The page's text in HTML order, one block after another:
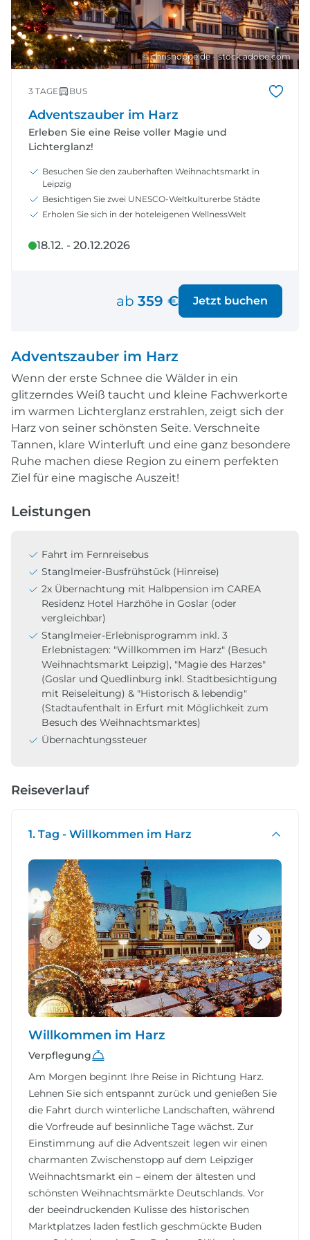
© chrishoppe.de - stock.adobe.com
3 TAGE BUS
Adventszauber im Harz
Erleben Sie eine Reise voller Magie und
Lichterglanz!
Besuchen Sie den zauberhaften Weihnachtsmarkt in
Leipzig
Besichtigen Sie zwei UNESCO-Weltkulturerbe Städte
Erholen Sie sich in der hoteleigenen WellnessWelt
18.12. - 20.12.2026
ab 359 € Jetzt buchen
Adventszauber im Harz
Wenn der erste Schnee die Wälder in ein
glitzerndes Weiß taucht und kleine Fachwerkorte
im warmen Lichterglanz erstrahlen, zeigt sich der
Harz von seiner schönsten Seite. Verschneite
Tannen, klare Winterluft und eine ganz besondere
Ruhe machen diese Region zu einem perfekten
Ziel für eine magische Auszeit!
Leistungen
Fahrt im Fernreisebus
Stanglmeier-Busfrühstück (Hinreise)
2x Übernachtung mit Halbpension im CAREA
Residenz Hotel Harzhöhe in Goslar (oder
vergleichbar)
Stanglmeier-Erlebnisprogramm inkl. 3
Erlebnistagen: "Willkommen im Harz" (Besuch
Weihnachtsmarkt Leipzig), "Magie des Harzes"
(Goslar und Quedlinburg inkl. Stadtbesichtigung
mit Reiseleitung) & "Historisch & lebendig"
(Stadtaufenthalt in Erfurt mit Möglichkeit zum
Besuch des Weihnachtsmarktes)
Übernachtungssteuer
Reiseverlauf
1. Tag - Willkommen im Harz
Willkommen im Harz
Verpflegung
Am Morgen beginnt Ihre Reise in Richtung Harz.
Lehnen Sie sich entspannt zurück und genießen Sie
die Fahrt durch winterliche Landschaften, während
die Vorfreude auf besinnliche Tage wächst. Zur
Einstimmung auf die Adventszeit legen wir einen
charmanten Zwischenstopp auf dem Leipziger
Weihnachtsmarkt ein – einem der ältesten und
schönsten Weihnachtsmärkte Deutschlands. Vor
der beeindruckenden Kulisse des historischen
Marktplatzes laden festlich geschmückte Buden